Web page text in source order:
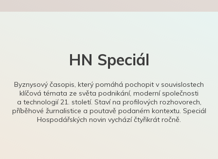
HN Speciál
Byznysový časopis, který pomáhá pochopit v souvislostech
klíčová témata ze světa podnikání, moderní společnosti
a technologií 21. století. Staví na profilových rozhovorech,
příběhové žurnalistice a poutavě podaném kontextu. Speciál
Hospodářských novin vychází čtyřikrát ročně.